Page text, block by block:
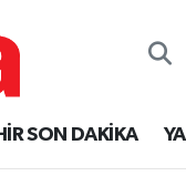
SON DAKİKA